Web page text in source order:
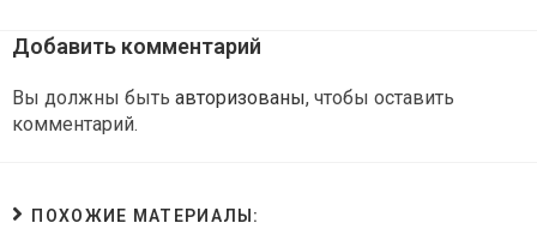
Добавить комментарий
Вы должны быть авторизованы, чтобы оставить
комментарий.
ПОХОЖИЕ МАТЕРИАЛЫ: